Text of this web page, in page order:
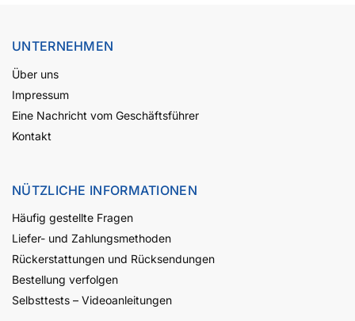
UNTERNEHMEN
Über uns
Impressum
Eine Nachricht vom Geschäftsführer
Kontakt
NÜTZLICHE INFORMATIONEN
Häufig gestellte Fragen
Liefer- und Zahlungsmethoden
Rückerstattungen und Rücksendungen
Bestellung verfolgen
Selbsttests – Videoanleitungen